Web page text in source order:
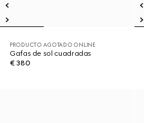
PRODUCTO AGOTADO ONLINE
Gafas de sol cuadradas
€ 380